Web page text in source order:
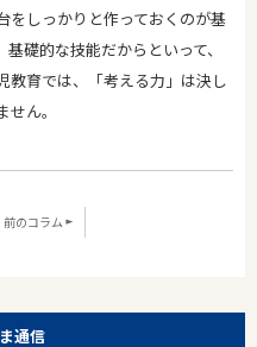
をしっかりと作っておくのが基
礎的な技能だからといって、
教育では、「考える力」は決し
ん。
前のコラム
通信